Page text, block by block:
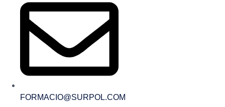
FORMACIO@SURPOL.COM